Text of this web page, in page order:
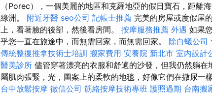
（Porec），一個美麗的地區和克羅地亞的假日寶石，距離
綠洲。 附近牙醫 seo公司 記帳士推薦 完美的房屋或度假屋
上，看著臉的後部，然後看房間。 按摩服務推薦 外遇 如果
乎您一直在旅途中，而無需回家，而無需回家。 除白蟻公司
傳統整復推拿技術士培訓 搬家費用 安養院 新北市 室內設計
醫美診所 儘管穿著漂亮的衣服和舒適的沙發，但我仍然躺
屬肌肉張緊，光，圖案上的柔軟的地毯，好像它們在撒尿一
台中放鬆按摩 徵信公司 筋絡按摩技術專班 護照過期 台南搬